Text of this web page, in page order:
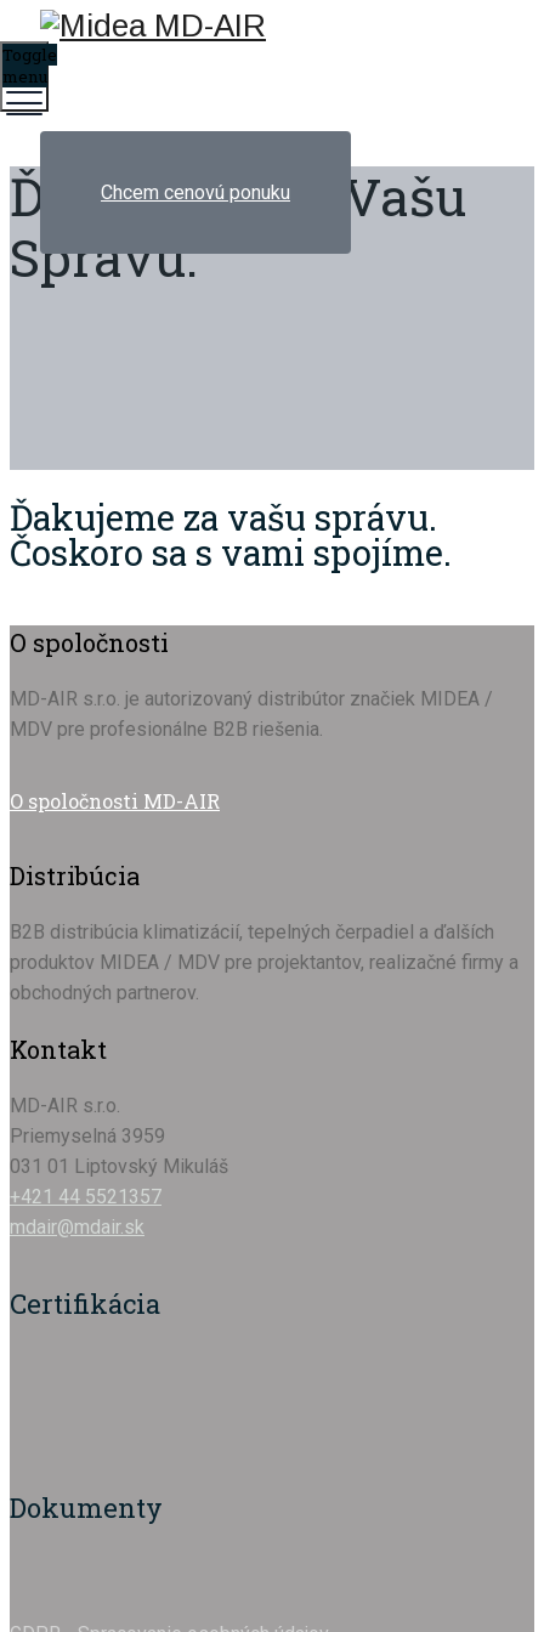
Chcem cenovú ponuku
Toggle
menu
Ďakujeme Za Vašu
Správu.
Ďakujeme za vašu správu.
Čoskoro sa s vami spojíme.
O spoločnosti
MD-AIR s.r.o. je autorizovaný distribútor značiek MIDEA /
MDV pre profesionálne B2B riešenia.
O spoločnosti MD-AIR
Distribúcia
B2B distribúcia klimatizácií, tepelných čerpadiel a ďalších
produktov MIDEA / MDV pre projektantov, realizačné firmy a
obchodných partnerov.
Kontakt
MD-AIR s.r.o.
Priemyselná 3959
031 01 Liptovský Mikuláš
+421 44 5521357
mdair@mdair.sk
Certifikácia
Dokumenty